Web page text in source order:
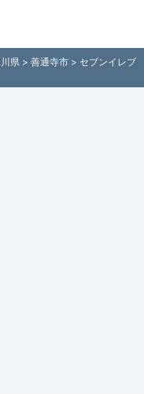
地
全
ン
県> 善通寺市> セブンイレブ